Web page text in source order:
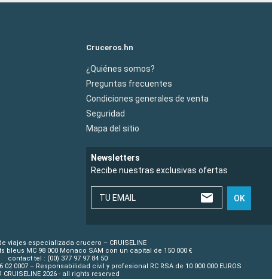
Cruceros.hn
¿Quiénes somos?
Preguntas frecuentes
Condiciones generales de venta
Seguridad
Mapa del sitio
Newsletters
Recibe nuestras exclusivas ofertas
TU EMAIL OK
viajes especializada crucero – CRUISELINE
bleus MC 98 000 Monaco SAM con un capital de 150 000 €
contact tel : (00) 377 97 97 84 50
0007 – Responsabilidad civil y profesional RC RSA de 10 000 000 EUROS
CRUISELINE 2026 - all rights reserved